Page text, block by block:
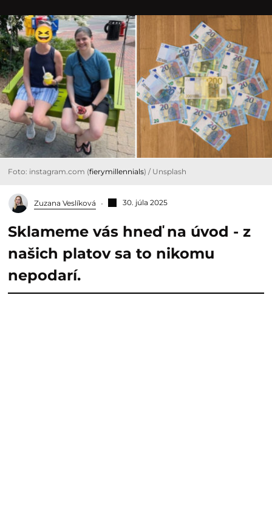
Foto: instagram.com (fierymillennials) / Unsplash
Zuzana Veslíková 30. júla 2025
Sklameme vás hneď na úvod - z
našich platov sa to nikomu
nepodarí.